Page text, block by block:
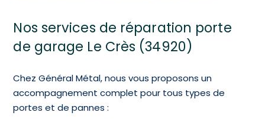
Nos services de réparation porte
de garage Le Crès (34920)
Chez Général Métal, nous vous proposons un
accompagnement complet pour tous types de
portes et de pannes :